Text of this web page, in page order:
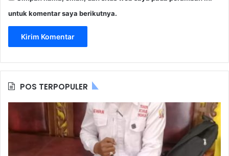
untuk komentar saya berikutnya.
POS TERPOPULER